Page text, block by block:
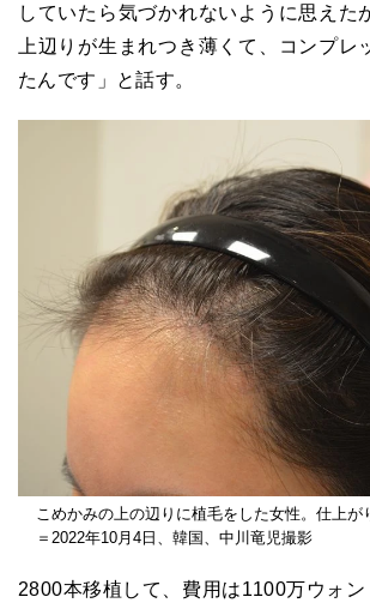
していたら気づかれないように思えた
上辺りが生まれつき薄くて、コンプレ
たんです」と話す。
こめかみの上の辺りに植毛をした女性。仕上が
＝2022年10月4日、韓国、中川竜児撮影
2800本移植して、費用は1100万ウォン